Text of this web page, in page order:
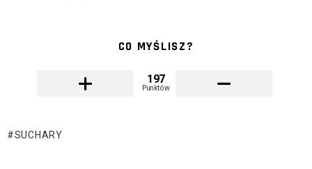
CO MYŚLISZ?
197
Punktów
SUCHARY